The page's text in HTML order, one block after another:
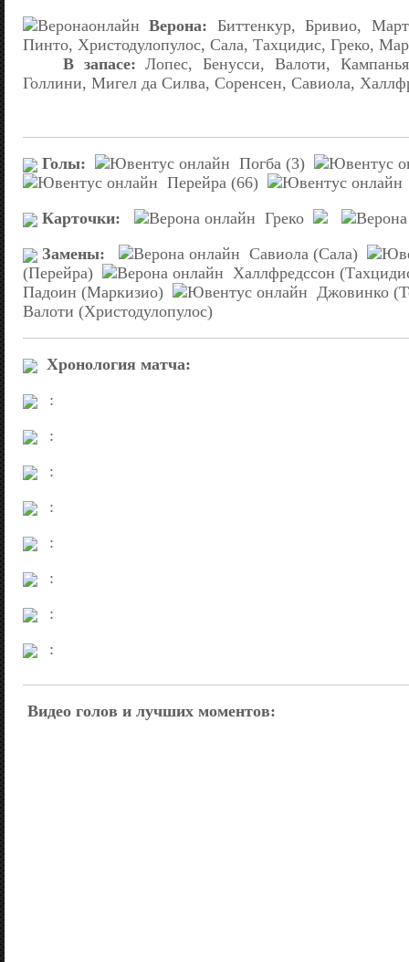
Верона: Биттенкур, Бривио,
Пинто, Христодулопулос, Сала, Тахцидис, Греко,
В запасе:Лопес, Бенусси, Валоти,
Голлини, Мигел да Силва, Соренсен, Савиола,
Голы:
Погба (3)
Перейра (66)
Карточки:
Греко
Замены:
Савиола (Сала)
(Перейра)
Халлфредссон
Падоин (Маркизио)
Джовинко
Валоти (Христодулопулос)
Хронология матча:
:
:
:
:
:
:
:
:
:
:
Видео голов и лучших моментов: